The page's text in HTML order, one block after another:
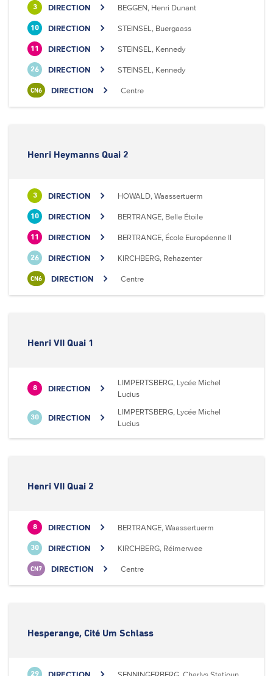
3 DIRECTION BEGGEN, Henri Dunant
10 DIRECTION STEINSEL, Buergaass
11 DIRECTION STEINSEL, Kennedy
26 DIRECTION STEINSEL, Kennedy
CN6 DIRECTION Centre
Henri Heymanns Quai 2
3 DIRECTION HOWALD, Waassertuerm
10 DIRECTION BERTRANGE, Belle Étoile
11 DIRECTION BERTRANGE, École Européenne II
26 DIRECTION KIRCHBERG, Rehazenter
CN6 DIRECTION Centre
Henri VII Quai 1
8 DIRECTION
LIMPERTSBERG, Lycée Michel
Lucius
30 DIRECTION
LIMPERTSBERG, Lycée Michel
Lucius
Henri VII Quai 2
8 DIRECTION BERTRANGE, Waassertuerm
30 DIRECTION KIRCHBERG, Réimerwee
CN7 DIRECTION Centre
Hesperange, Cité Um Schlass
DIRECTION SENNINGERBERG, Charlys Statioun